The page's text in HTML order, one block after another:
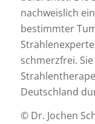
nachweislich
bestimmter
schmerzfrei.
Deutschland
© Dr. Jochen